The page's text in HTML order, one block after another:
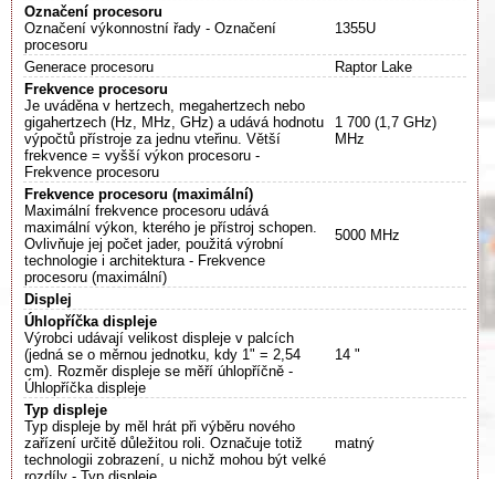
Označení procesoru
Označení výkonnostní řady - Označení
procesoru
1355U
Generace procesoru
Raptor Lake
Frekvence procesoru
Je uváděna v hertzech, megahertzech nebo
gigahertzech (Hz, MHz, GHz) a udává hodnotu
výpočtů přístroje za jednu vteřinu. Větší
frekvence = vyšší výkon procesoru -
Frekvence procesoru
1 700 (1,7 GHz)
MHz
Frekvence procesoru (maximální)
Maximální frekvence procesoru udává
maximální výkon, kterého je přístroj schopen.
Ovlivňuje jej počet jader, použitá výrobní
technologie i architektura - Frekvence
procesoru (maximální)
5000 MHz
Displej
Úhlopříčka displeje
Výrobci udávají velikost displeje v palcích
(jedná se o měrnou jednotku, kdy 1" = 2,54
cm). Rozměr displeje se měří úhlopříčně -
Úhlopříčka displeje
14 "
Typ displeje
Typ displeje by měl hrát při výběru nového
zařízení určitě důležitou roli. Označuje totiž
technologii zobrazení, u nichž mohou být velké
matný